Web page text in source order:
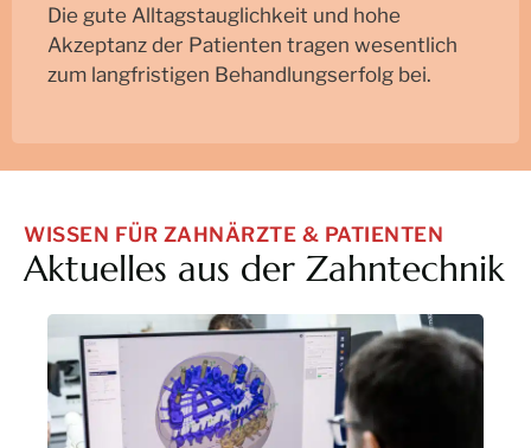
Die gute Alltagstauglichkeit und hohe
Akzeptanz der Patienten tragen wesentlich
zum langfristigen Behandlungserfolg bei.
WISSEN FÜR ZAHNÄRZTE & PATIENTEN
Aktuelles aus der Zahntechnik